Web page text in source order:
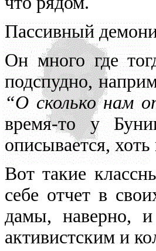
Пассивный
Он много где
подспудно,
“О сколько нам
время-то у
описывается, хоть
Вот такие
себе отчет в
дамы, наверно,
активистским и